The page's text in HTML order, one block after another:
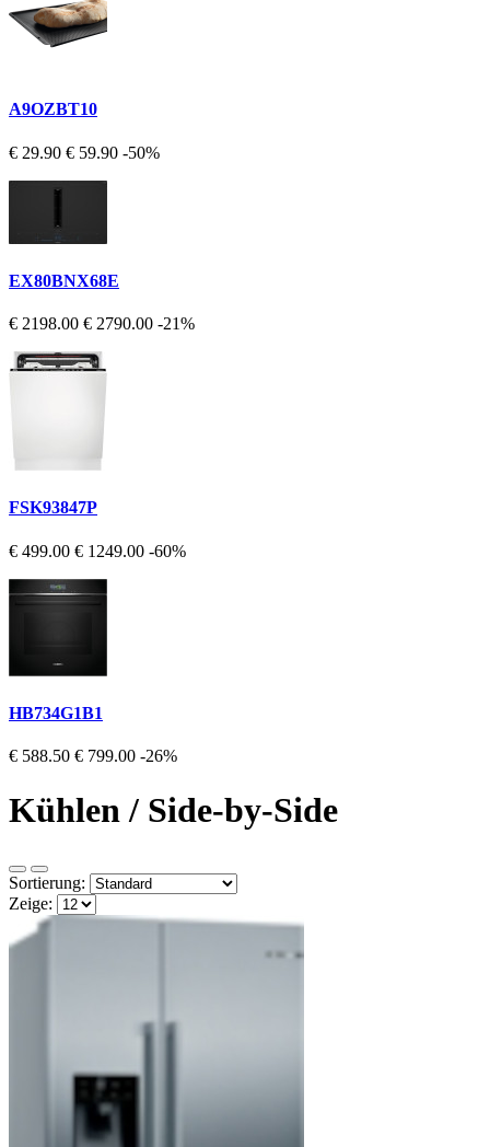
A9OZBT10
€ 29.90 € 59.90 -50%
EX80BNX68E
€ 2198.00 € 2790.00 -21%
FSK93847P
€ 499.00 € 1249.00 -60%
HB734G1B1
€ 588.50 € 799.00 -26%
Kühlen / Side-by-Side
Sortierung:
Zeige: